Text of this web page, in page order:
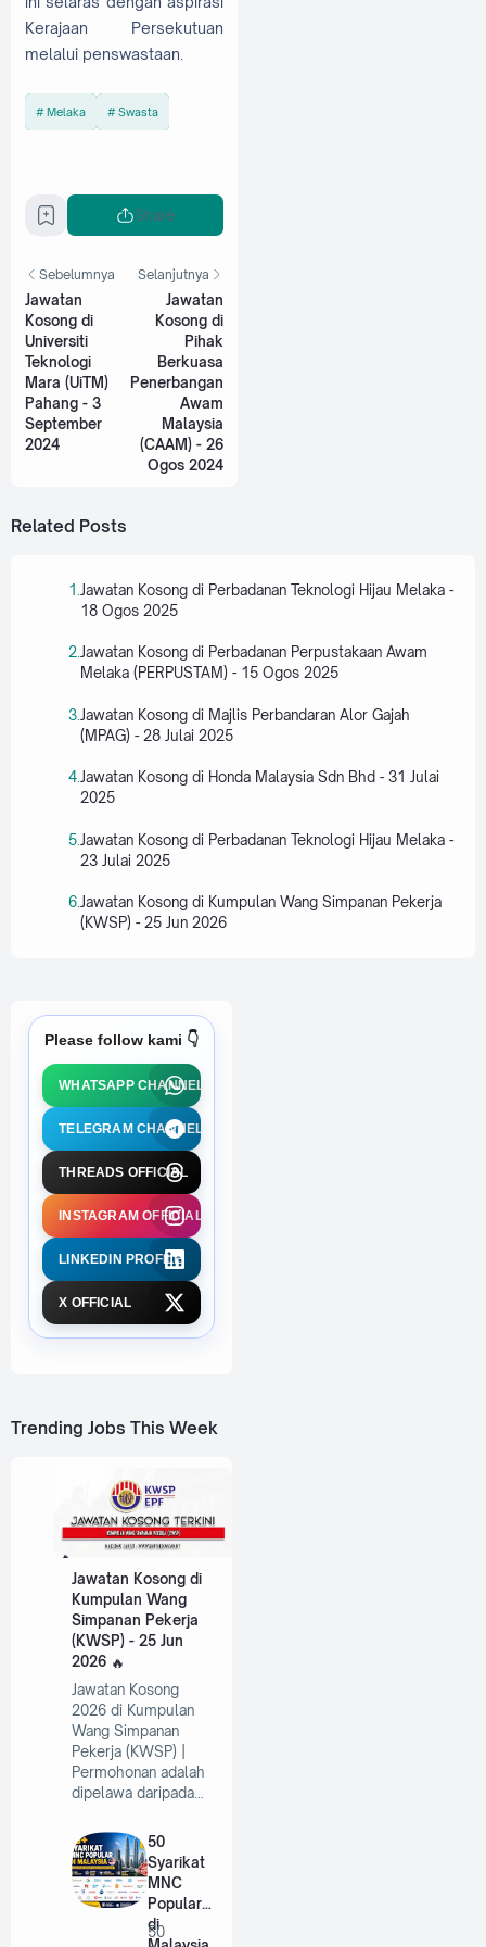
Kerajaan Persekutuan
melalui penswastaan.
Melaka Swasta
Share
Sebelumnya
Jawatan
Kosong di
Universiti
Teknologi
Mara (UiTM)
Pahang - 3
September
2024
Selanjutnya
Jawatan
Kosong di
Pihak
Berkuasa
Penerbangan
Awam
Malaysia
(CAAM) - 26
Ogos 2024
Related Posts
Jawatan Kosong di Perbadanan Teknologi Hijau Melaka -
18 Ogos 2025
Jawatan Kosong di Perbadanan Perpustakaan Awam
Melaka (PERPUSTAM) - 15 Ogos 2025
Jawatan Kosong di Majlis Perbandaran Alor Gajah
(MPAG) - 28 Julai 2025
Jawatan Kosong di Honda Malaysia Sdn Bhd - 31 Julai
2025
Jawatan Kosong di Perbadanan Teknologi Hijau Melaka -
23 Julai 2025
Jawatan Kosong di Kumpulan Wang Simpanan Pekerja
(KWSP) - 25 Jun 2026
Please follow kami 👇
WHATSAPP CHANNEL
TELEGRAM CHANNEL
THREADS OFFICIAL
INSTAGRAM OFFICIAL
LINKEDIN PROFILE
X OFFICIAL
Trending Jobs This Week
Jawatan Kosong di
Kumpulan Wang
Simpanan Pekerja
(KWSP) - 25 Jun
2026
Jawatan Kosong
2026 di Kumpulan
Wang Simpanan
Pekerja (KWSP) |
Permohonan adalah
dipelawa daripada…
50
Syarikat
MNC
Popular
di
50